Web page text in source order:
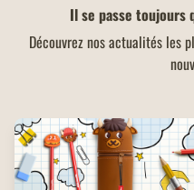
Il se passe toujours
Découvrez nos actualités les